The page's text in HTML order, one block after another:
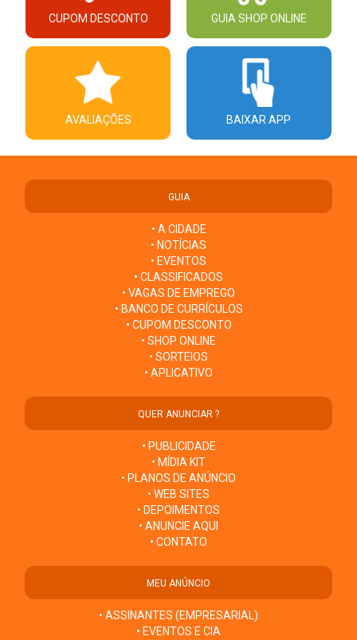
CUPOM DESCONTO GUIA SHOP ONLINE
AVALIAÇÕES BAIXAR APP
GUIA
• A CIDADE
• NOTÍCIAS
• EVENTOS
• CLASSIFICADOS
• VAGAS DE EMPREGO
• BANCO DE CURRÍCULOS
• CUPOM DESCONTO
• SHOP ONLINE
• SORTEIOS
• APLICATIVO
QUER ANUNCIAR ?
• PUBLICIDADE
• MÍDIA KIT
• PLANOS DE ANÚNCIO
• WEB SITES
• DEPOIMENTOS
• ANUNCIE AQUI
• CONTATO
MEU ANÚNCIO
• ASSINANTES (EMPRESARIAL)
• EVENTOS E CIA